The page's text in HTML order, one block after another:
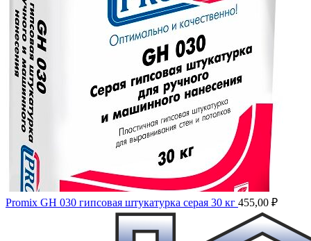
Promix GH 030 гипсовая штукатурка серая 30 кг 455,00 ₽